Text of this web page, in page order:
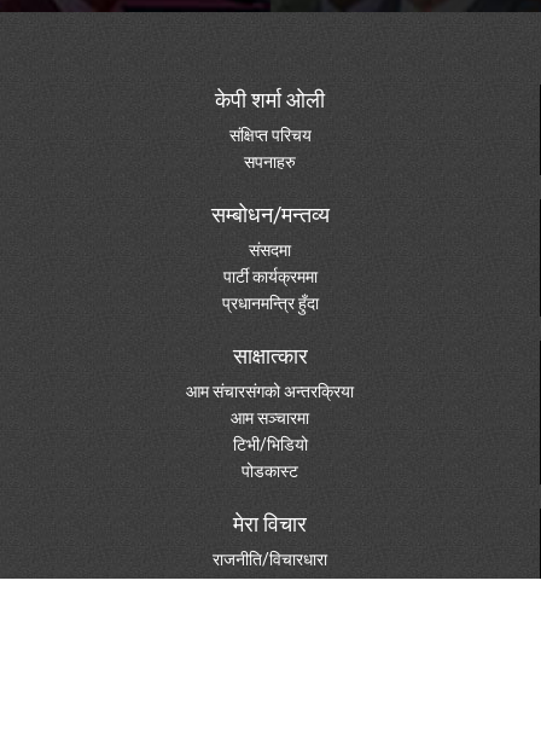
केपी शर्मा ओली
संक्षिप्त परिचय
सपनाहरु
सम्बोधन/मन्तव्य
संसदमा
पार्टी कार्यक्रममा
प्रधानमन्त्रि हुँदा
साक्षात्कार
आम संचारसंगको अन्तरक्रिया
आम सञ्चारमा
टिभी/भिडियो
पोडकास्ट
मेरा विचार
राजनीति/विचारधारा